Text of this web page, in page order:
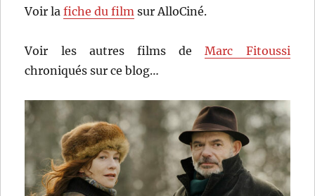
Voir lafiche du film sur AlloCiné.
Voir les autres films deMarc Fitoussi
chroniqués sur ce blog…